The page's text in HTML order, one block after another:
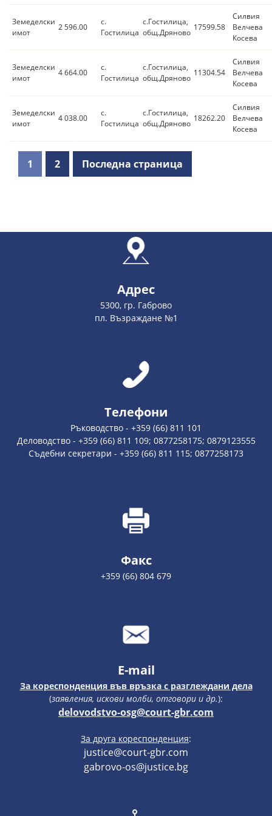
Земеделски
имот
2 596.00
с.
Гостилица
с.Гостилица,
общ.Дряново
17599.58
Силвия
Велчева
Косева
Земеделски
имот
4 664.00
с.
Гостилица
с.Гостилица,
общ.Дряново
11304.54
Силвия
Велчева
Косева
Земеделски
имот
4 038.00
с.
Гостилица
с.Гостилица,
общ.Дряново
18262.20
Силвия
Велчева
Косева
1 2 Последна страница
Адрес
5300, гр. Габрово
пл. Възраждане №1
Телефони
Ръководство - +359 (66) 811 101
Деловодство - +359 (66) 811 109; 0877258175; 0879123555
Съдебни секретари - +359 (66) 811 115; 0877258173
Факс
+359 (66) 804 679
E-mail
За кореспонденция във връзка с разглеждани дела
(заявления, искови молби, отговори и др.):
delovodstvo-osg@court-gbr.com
За друга кореспонденция:
justice@court-gbr.com
gabrovo-os@justice.bg